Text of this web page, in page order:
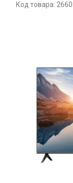
Код товара: